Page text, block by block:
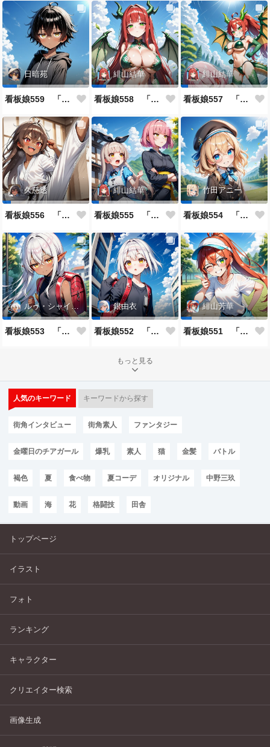
日暗苑
看板娘559 「日暗苑のよもやま話」
緋山結華
看板娘558 「緋山結華」キャラクター紹介
緋山結華
看板娘557 「其々の再会」
久慈透
看板娘556 「久慈透のよもやま話」
緋山結華
看板娘555 「帰還、そして目覚め。」
竹田アニー
看板娘554 「竹田アニーのよもやま話」
ルゥ・シャイニー
看板娘553 「ルゥ・シャイニーのよもやま話」
銀由衣
看板娘552 「銀由衣」
緋山芳華
看板娘551 「緋山芳華のよもやま話」
もっと見る
人気のキーワード キーワードから探す
街角インタビュー 街角素人 ファンタジー
金曜日のチアガール 爆乳 素人 猫 金髪 バトル
褐色 夏 食べ物 夏コーデ オリジナル 中野三玖
動画 海 花 格闘技 田舎
トップページ
イラスト
フォト
ランキング
キャラクター
クリエイター検索
画像生成